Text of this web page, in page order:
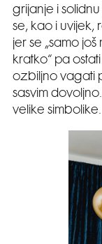
grijanje i
se, kao i uvijek,
jer se „samo
kratko“ pa
ozbiljno vagati
sasvim
velike simbolike.